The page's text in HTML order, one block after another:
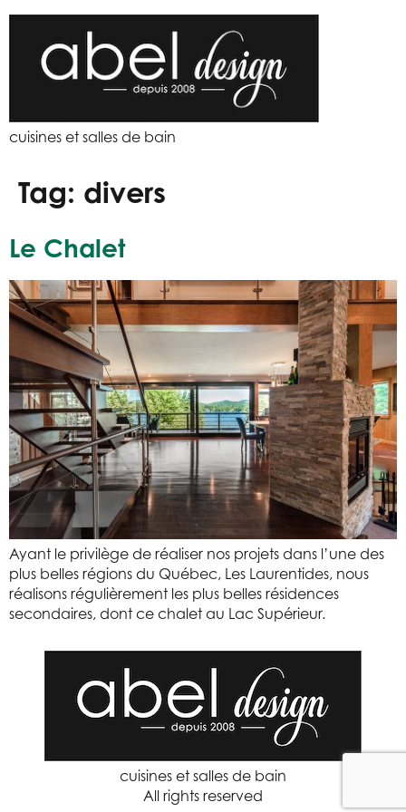
cuisines et salles de bain
Tag: divers
Le Chalet
Ayant le privilège de réaliser nos projets dans l’une des
plus belles régions du Québec, Les Laurentides, nous
réalisons régulièrement les plus belles résidences
secondaires, dont ce chalet au Lac Supérieur.
cuisines et salles de bain
All rights reserved